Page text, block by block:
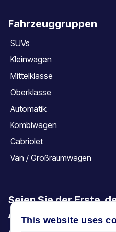
Fahrzeuggruppen
SUVs
Kleinwagen
Mittelklasse
Oberklasse
Automatik
Kombiwagen
Cabriolet
Van / Großraumwagen
Seien Sie der Erste,
Angebote, Aktionen
This website uses